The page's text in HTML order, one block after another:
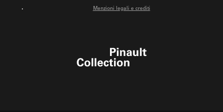
Menzioni legali e crediti